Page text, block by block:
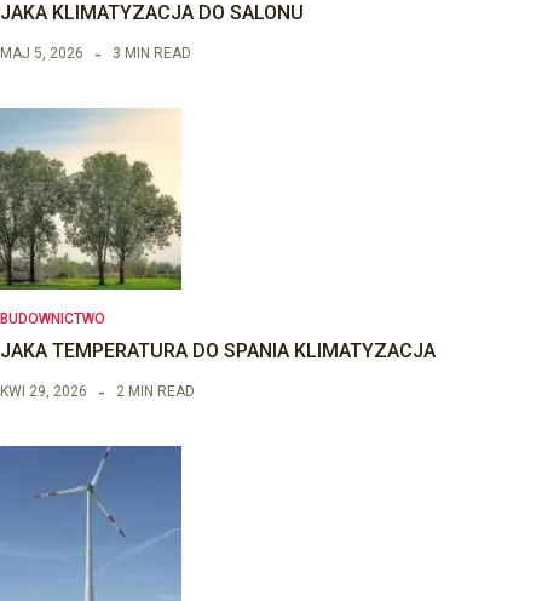
JAKA KLIMATYZACJA DO SALONU
MAJ 5, 2026 3 MIN READ
BUDOWNICTWO
JAKA TEMPERATURA DO SPANIA KLIMATYZACJA
KWI 29, 2026 2 MIN READ